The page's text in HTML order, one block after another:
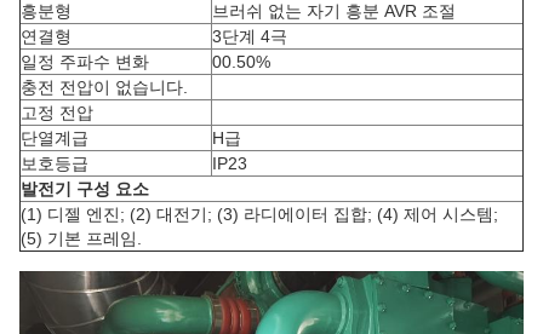
흥분형
브러쉬 없는 자기 흥분 AVR 조절
연결형
3단계 4극
일정 주파수 변화
00.50%
충전 전압이 없습니다.
고정 전압
단열계급
H급
보호등급
IP23
발전기 구성 요소
(1) 디젤 엔진; (2) 대전기; (3) 라디에이터 집합; (4) 제어 시스템;
(5) 기본 프레임.